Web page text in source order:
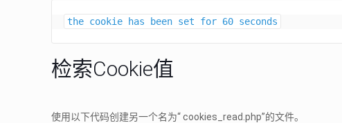
the cookie has been set for 60 seconds
检索Cookie值
使用以下代码创建另一个名为“ cookies_read.php”的文件。